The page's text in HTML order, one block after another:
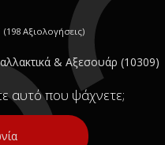
(198 Αξιολογήσεις)
& Αξεσουάρ (10309)
αυτό που ψάχνετε;